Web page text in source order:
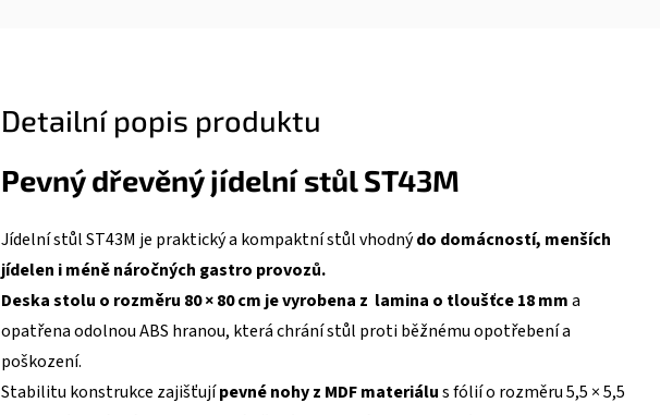
Detailní popis produktu
Pevný dřevěný jídelní stůl ST43M
Jídelní stůl ST43M je praktický a kompaktní stůl vhodnýdo domácností, menších
jídelen i méně náročných gastro provozů.
Deska stolu o rozměru 80 × 80 cm je vyrobena z lamina o tloušťce 18 mma
opatřena odolnou ABS hranou, která chrání stůl proti běžnému opotřebení a
poškození.
Stabilitu konstrukce zajišťujípevné nohy z MDF materiálus fólií o rozměru 5,5 × 5,5